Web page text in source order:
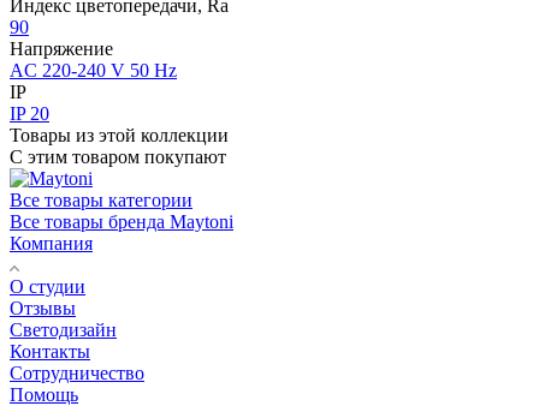
Индекс цветопередачи, Ra
90
Напряжение
AC 220-240 V 50 Hz
IP
IP 20
Товары из этой коллекции
С этим товаром покупают
Все товары категории
Все товары бренда Maytoni
Компания
О студии
Отзывы
Светодизайн
Контакты
Сотрудничество
Помощь